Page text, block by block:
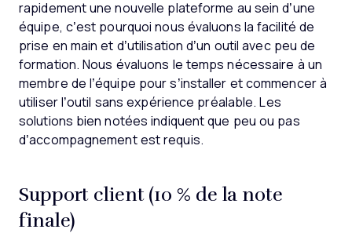
rapidement une nouvelle plateforme au sein d’une
équipe, c’est pourquoi nous évaluons la facilité de
prise en main et d’utilisation d’un outil avec peu de
formation. Nous évaluons le temps nécessaire à un
membre de l’équipe pour s’installer et commencer à
utiliser l’outil sans expérience préalable. Les
solutions bien notées indiquent que peu ou pas
d’accompagnement est requis.
Support client (10 % de la note
finale)